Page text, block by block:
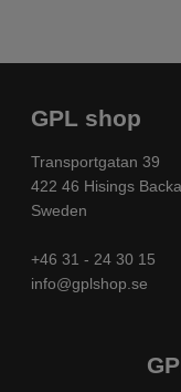
GPL shop
Transportgatan 39
422 46 Hisings Backa
Sweden
+46 31 - 24 30 15
info@gplshop.se